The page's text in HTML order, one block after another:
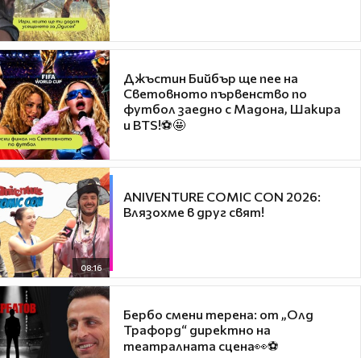
Джъстин Бийбър ще пее на
Световното първенство по
футбол заедно с Мадона, Шакира
и BTS!⚽🤩
08:16
ANIVENTURE COMIC CON 2026:
Влязохме в друг свят!
Бербо смени терена: от „Олд
Трафорд“ директно на
театралната сцена👀⚽